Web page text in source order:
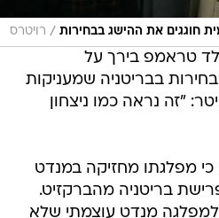
חוגגים את ההישג בבחירות / רויטרס
טראמפ בירך על
בבריטניה שמעניקות
"זה נראה כמו ניצחון
כי מפלגתו מחזיקה במנדט
בריטניה מהברקזיט.
למפלגה מנדט עוצמתי שלא